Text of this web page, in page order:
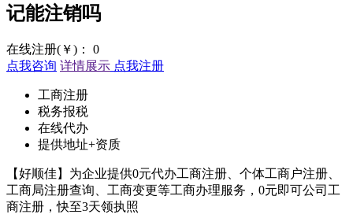
记能注销吗
在线注册(￥)：
0
点我咨询 详情展示 点我注册
工商注册
税务报税
在线代办
提供地址+资质
【好顺佳】为企业提供0元代办工商注册、个体工商户注册、
工商局注册查询、工商变更等工商办理服务，0元即可公司工
商注册，快至3天领执照